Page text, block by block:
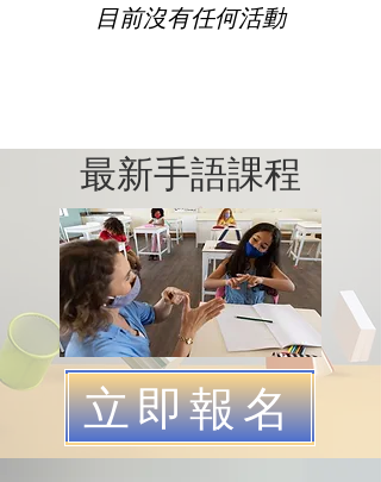
目前沒有任何活動
​最新手語課程
立即報名